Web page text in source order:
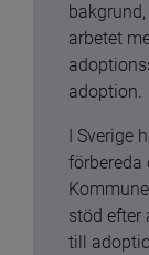
arbetet
adoption.
I Sverige
förbereda
stöd efter
till